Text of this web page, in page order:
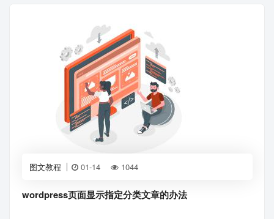
图文教程 01-14 1044
wordpress页面显示指定分类文章的办法